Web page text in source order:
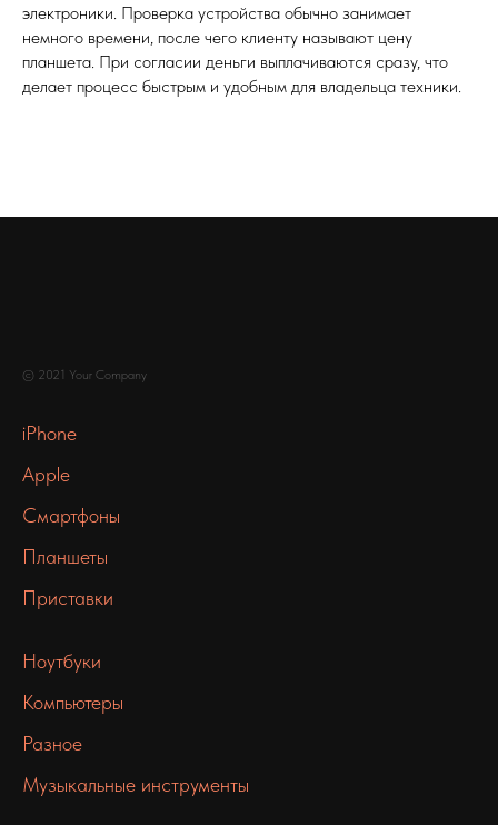
электроники. Проверка устройства обычно занимает
немного времени, после чего клиенту называют цену
планшета. При согласии деньги выплачиваются сразу, что
делает процесс быстрым и удобным для владельца техники.
© 2021 Your Company
iPhone
Apple
Смартфоны
Планшеты
Приставки
Ноутбуки
Компьютеры
Разное
Музыкальные инструменты